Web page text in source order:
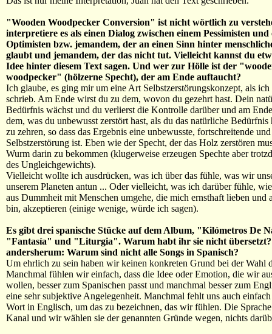
"Wooden Woodpecker Conversion" ist nicht wörtlich zu
interpretiere es als einen Dialog zwischen einem Pessimisten und
Optimisten bzw. jemandem, der an einen Sinn hinter
glaubt und jemandem, der das nicht tut. Vielleicht kannst du
Idee hinter diesem Text sagen. Und wer zur Hölle ist der
woodpecker" (hölzerne Specht), der am Ende auftaucht?
Ich glaube, es ging mir um eine Art Selbstzerstörungskonzept, als ich
schrieb. Am Ende wirst du zu dem, wovon du gezehrt hast. Dein
Bedürfnis wächst und du verlierst die Kontrolle darüber und am
dem, was du unbewusst zerstört hast, als du das natürliche Bedürfnis
zu zehren, so dass das Ergebnis eine unbewusste, fortschreitende
Selbstzerstörung ist. Eben wie der Specht, der das Holz zerstören
Wurm darin zu bekommen (klugerweise erzeugen Spechte aber
des Ungleichgewichts).
Vielleicht wollte ich ausdrücken, was ich über das fühle, was wir
unserem Planeten antun ... Oder vielleicht, was ich darüber fühle,
aus Dummheit mit Menschen umgehe, die mich ernsthaft lieben und
bin, akzeptieren (einige wenige, würde ich sagen).
Es gibt drei spanische Stücke auf dem Album, "Kilómetros De
"Fantasía" und "Liturgia". Warum habt ihr sie nicht
andersherum: Warum sind nicht alle Songs in Spanisch?
Um ehrlich zu sein haben wir keinen konkreten Grund bei der Wahl
Manchmal fühlen wir einfach, dass die Idee oder Emotion, die wir
wollen, besser zum Spanischen passt und manchmal besser zum
eine sehr subjektive Angelegenheit. Manchmal fehlt uns auch einfach
Wort in Englisch, um das zu bezeichnen, das wir fühlen. Die
Kanal und wir wählen sie der genannten Gründe wegen, nichts